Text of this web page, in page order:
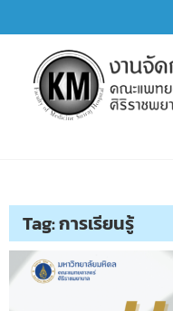
to
content
Tag:การเรียนรู้